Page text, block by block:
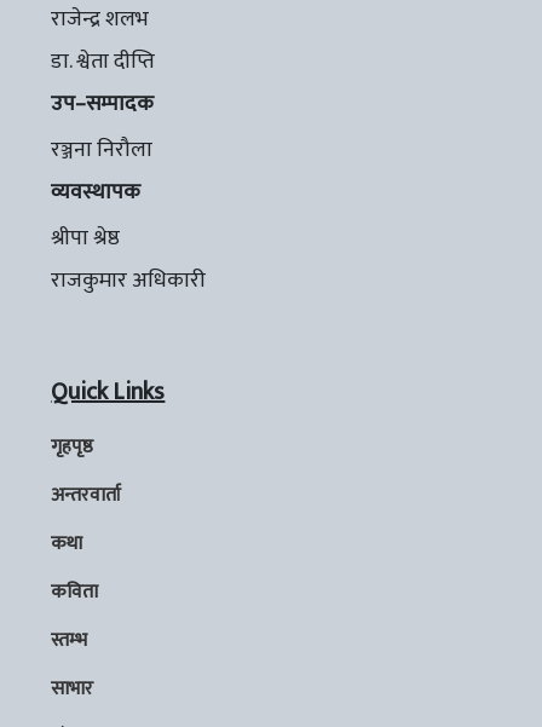
राजेन्द्र शलभ
डा. श्वेता दीप्ति
उप–सम्पादक
रञ्जना निरौला
व्यवस्थापक
श्रीपा श्रेष्ठ
राजकुमार अधिकारी
Quick Links
गृहपृष्ठ
अन्तरवार्ता
कथा
कविता
स्तम्भ
साभार